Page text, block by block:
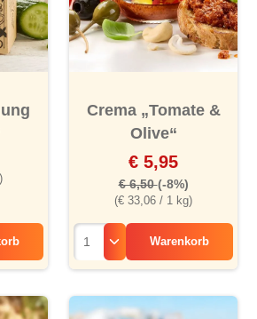
Crema „Tomate &
Olive“
(€ 33,06 / 1 kg)
€ 5,95
€ 6,50(-8%)
Warenkorb